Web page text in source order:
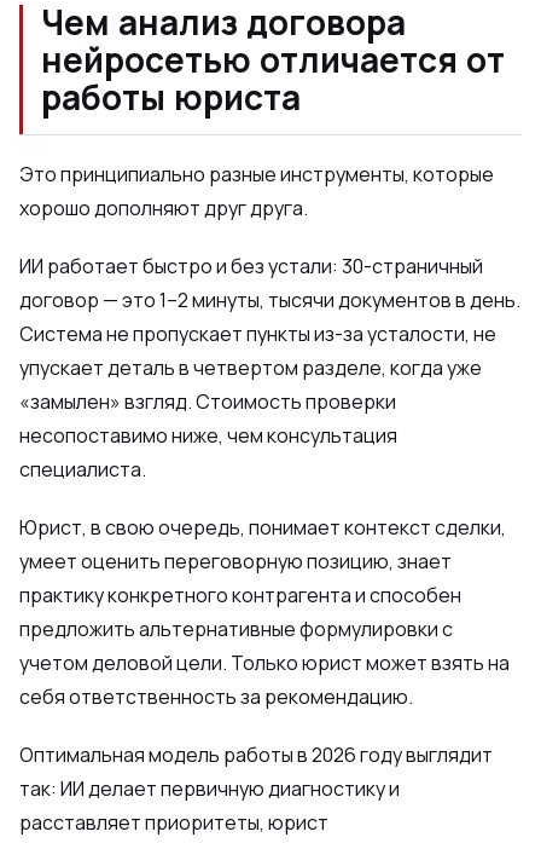
Чем анализ договора
нейросетью отличается от
работы юриста
Это принципиально разные инструменты, которые
хорошо дополняют друг друга.
ИИ работает быстро и без устали: 30-страничный
договор — это 1–2 минуты, тысячи документов в день.
Система не пропускает пункты из-за усталости, не
упускает деталь в четвертом разделе, когда уже
«замылен» взгляд. Стоимость проверки
несопоставимо ниже, чем консультация
специалиста.
Юрист, в свою очередь, понимает контекст сделки,
умеет оценить переговорную позицию, знает
практику конкретного контрагента и способен
предложить альтернативные формулировки с
учетом деловой цели. Только юрист может взять на
себя ответственность за рекомендацию.
Оптимальная модель работы в 2026 году выглядит
так: ИИ делает первичную диагностику и
расставляет приоритеты, юрист